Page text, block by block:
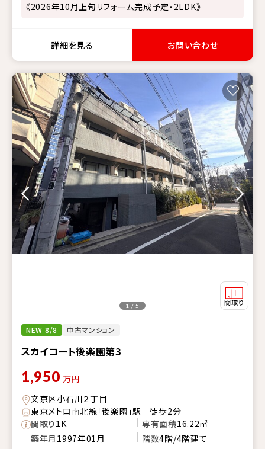
《2026年10月上旬リフォーム完成予定・2LDK》
詳細を見る お問い合わせ
NEW 8/8 中古マンション
スカイコート後楽園第3
1 / 5
1,950 万円
文京区小石川２丁目
東京メトロ南北線「後楽園」駅 徒歩2分
間取り1K 専有面積16.22㎡
築年月 1997年01月 階数4階/4階建て